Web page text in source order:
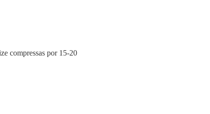
compressas por 15-20